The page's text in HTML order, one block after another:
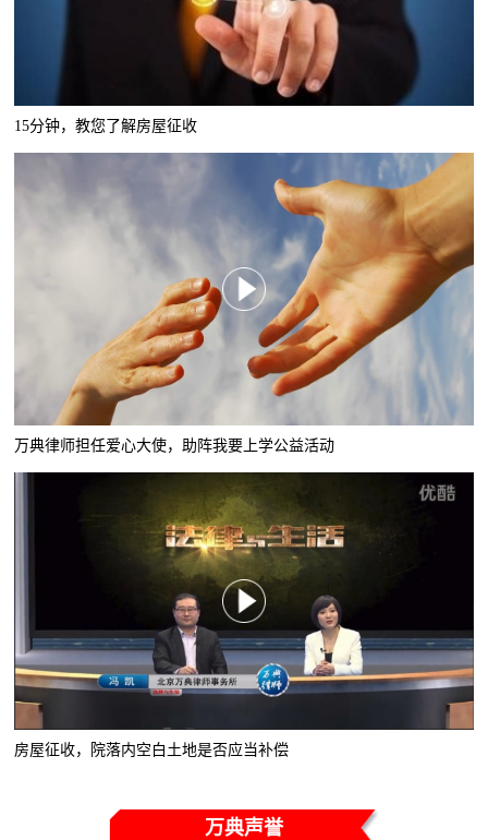
15分钟，教您了解房屋征收
万典律师担任爱心大使，助阵我要上学公益活动
房屋征收，院落内空白土地是否应当补偿
万典声誉